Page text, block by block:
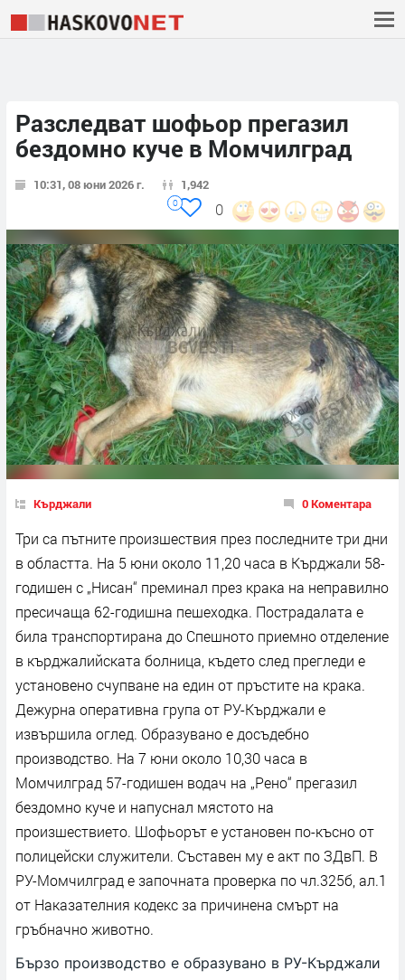
Разследват шофьор прегазил
бездомно куче в Момчилград
10:31, 08 юни 2026 г. 1,942
0
0
Кърджали 0 Коментара
Три са пътните произшествия през последните три дни
в областта. На 5 юни около 11,20 часа в Кърджали 58-
годишен с „Нисан“ преминал през крака на неправилно
пресичаща 62-годишна пешеходка. Пострадалата е
била транспортирана до Спешното приемно отделение
в кърджалийската болница, където след прегледи е
установено счупване на един от пръстите на крака.
Дежурна оперативна група от РУ-Кърджали е
извършила оглед. Образувано е досъдебно
производство. На 7 юни около 10,30 часа в
Момчилград 57-годишен водач на „Рено“ прегазил
бездомно куче и напуснал мястото на
произшествието. Шофьорът е установен по-късно от
полицейски служители. Съставен му е акт по ЗДвП. В
РУ-Момчилград е започната проверка по чл.325б, ал.1
от Наказателния кодекс за причинена смърт на
гръбначно животно.
Бързо производство е образувано в РУ-Кърджали